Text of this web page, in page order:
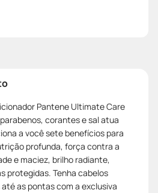
Pantene Ultimate Care
corantes e sal atua
a você sete benefícios para
profunda, força contra a
e maciez, brilho radiante,
protegidas. Tenha cabelos
as pontas com a exclusiva